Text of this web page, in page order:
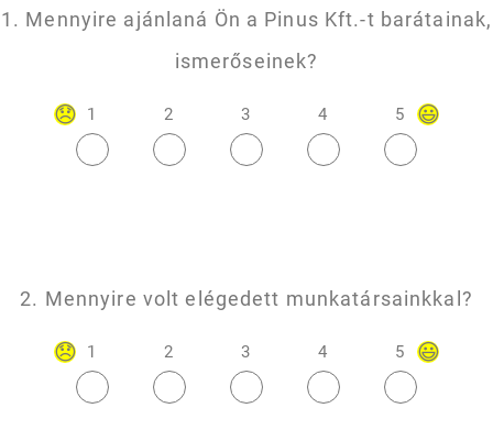
1. Mennyire ajánlaná Ön a Pinus Kft.-t barátainak,
ismerőseinek?
1 2 3 4 5
2. Mennyire volt elégedett munkatársainkkal?
1 2 3 4 5